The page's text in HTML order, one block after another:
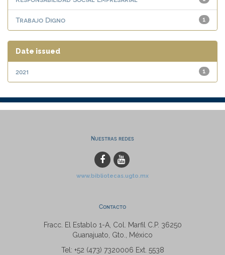
1
Trabajo Digno
Date issued
1
2021
Nuestras redes
www.bibliotecas.ugto.mx
Contacto
Fracc. El Establo 1-A, Col. Marfil C.P. 36250
Guanajuato, Gto., México
Tel: +52 (473) 7320006 Ext. 5538